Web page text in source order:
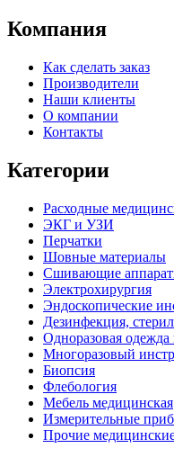
Компания
Как сделать заказ
Производители
Наши клиенты
О компании
Контакты
Категории
Расходные
ЭКГ и УЗИ
Перчатки
Шовные материалы
Сшивающие
Электрохирургия
Эндоскопические
Дезинфекция,
Одноразовая
Многоразовый
Биопсия
Флебология
Мебель медицинская
Измерительные
Прочие